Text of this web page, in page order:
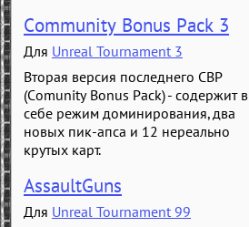
Community Bonus Pack 3
Для Unreal Tournament 3
Вторая версия последнего CBP
(Comunity Bonus Pack) - содержит в
себе режим доминирования, два
новых пик-апса и 12 нереально
крутых карт.
AssaultGuns
Для Unreal Tournament 99